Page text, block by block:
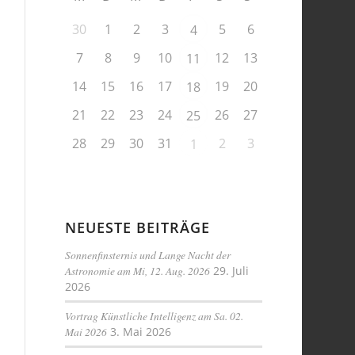
30
1 2 3 4 5
6
7
8 9 10 11 12
13
14
15 16 17 18 19
20
21
22 23 24 25 26
27
28
29 30 31 1 2 3
NEUESTE BEITRÄGE
Sonnenfinsternis und Lange Nacht der
Astronomie am Mi, 12. Aug. 2026 29. Juli
2026
Vortrag Künstliche Intelligenz am Sa. 02.
Mai 2026 3. Mai 2026